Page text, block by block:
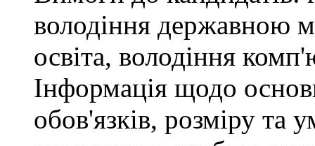
володіння державною
освіта, володіння
Інформація щодо
обов'язків, розміру та